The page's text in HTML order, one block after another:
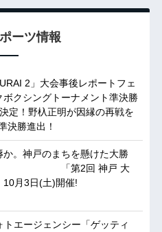
ーツ情報
2」大会事後レポートフェ
ボクシングトーナメント準決勝
定！野杁正明が因縁の再戦を
決勝進出！
か。神戸のまちを懸けた大勝
！ 「第2回 神戸 大
10月3日(土)開催!
トエージェンシー「ゲッティ